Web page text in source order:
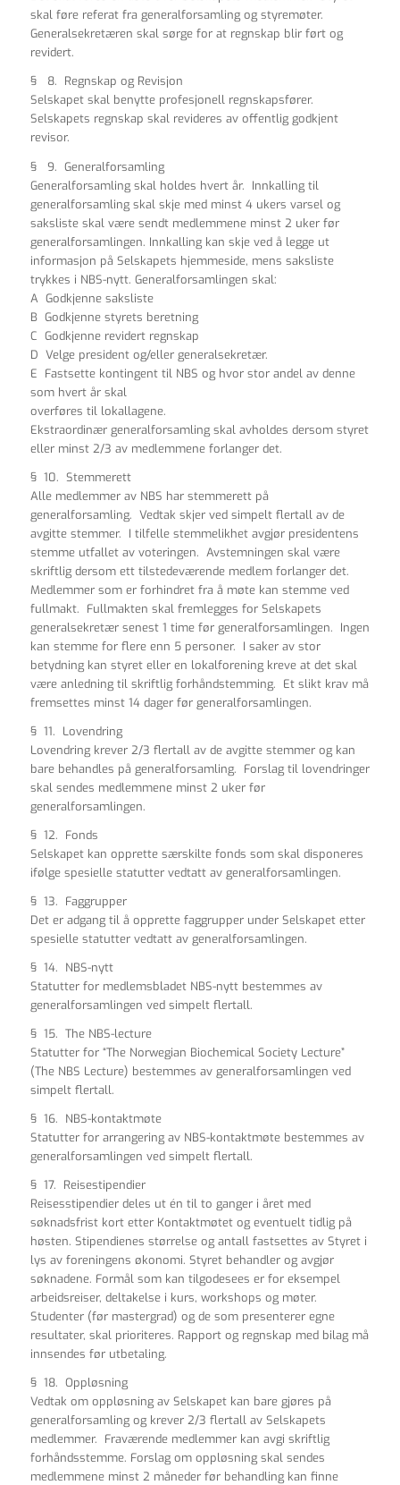
skal føre referat fra generalforsamling og styremøter.
Generalsekretæren skal sørge for at regnskap blir ført og
revidert.
§ 8. Regnskap og Revisjon
Selskapet skal benytte profesjonell regnskapsfører.
Selskapets regnskap skal revideres av offentlig godkjent
revisor.
§ 9. Generalforsamling
Generalforsamling skal holdes hvert år. Innkalling til
generalforsamling skal skje med minst 4 ukers varsel og
saksliste skal være sendt medlemmene minst 2 uker før
generalforsamlingen. Innkalling kan skje ved å legge ut
informasjon på Selskapets hjemmeside, mens saksliste
trykkes i NBS-nytt. Generalforsamlingen skal:
A Godkjenne saksliste
B Godkjenne styrets beretning
C Godkjenne revidert regnskap
D Velge president og/eller generalsekretær.
E Fastsette kontingent til NBS og hvor stor andel av denne
som hvert år skal
overføres til lokallagene.
Ekstraordinær generalforsamling skal avholdes dersom styret
eller minst 2/3 av medlemmene forlanger det.
§ 10. Stemmerett
Alle medlemmer av NBS har stemmerett på
generalforsamling. Vedtak skjer ved simpelt flertall av de
avgitte stemmer. I tilfelle stemmelikhet avgjør presidentens
stemme utfallet av voteringen. Avstemningen skal være
skriftlig dersom ett tilstedeværende medlem forlanger det.
Medlemmer som er forhindret fra å møte kan stemme ved
fullmakt. Fullmakten skal fremlegges for Selskapets
generalsekretær senest 1 time før generalforsamlingen. Ingen
kan stemme for flere enn 5 personer. I saker av stor
betydning kan styret eller en lokalforening kreve at det skal
være anledning til skriftlig forhåndstemming. Et slikt krav må
fremsettes minst 14 dager før generalforsamlingen.
§ 11. Lovendring
Lovendring krever 2/3 flertall av de avgitte stemmer og kan
bare behandles på generalforsamling. Forslag til lovendringer
skal sendes medlemmene minst 2 uker før
generalforsamlingen.
§ 12. Fonds
Selskapet kan opprette særskilte fonds som skal disponeres
ifølge spesielle statutter vedtatt av generalforsamlingen.
§ 13. Faggrupper
Det er adgang til å opprette faggrupper under Selskapet etter
spesielle statutter vedtatt av generalforsamlingen.
§ 14. NBS-nytt
Statutter for medlemsbladet NBS-nytt bestemmes av
generalforsamlingen ved simpelt flertall.
§ 15. The NBS-lecture
Statutter for “The Norwegian Biochemical Society Lecture”
(The NBS Lecture) bestemmes av generalforsamlingen ved
simpelt flertall.
§ 16. NBS-kontaktmøte
Statutter for arrangering av NBS-kontaktmøte bestemmes av
generalforsamlingen ved simpelt flertall.
§ 17. Reisestipendier
Reisesstipendier deles ut én til to ganger i året med
søknadsfrist kort etter Kontaktmøtet og eventuelt tidlig på
høsten. Stipendienes størrelse og antall fastsettes av Styret i
lys av foreningens økonomi. Styret behandler og avgjør
søknadene. Formål som kan tilgodesees er for eksempel
arbeidsreiser, deltakelse i kurs, workshops og møter.
Studenter (før mastergrad) og de som presenterer egne
resultater, skal prioriteres. Rapport og regnskap med bilag må
innsendes før utbetaling.
§ 18. Oppløsning
Vedtak om oppløsning av Selskapet kan bare gjøres på
generalforsamling og krever 2/3 flertall av Selskapets
medlemmer. Fraværende medlemmer kan avgi skriftlig
forhåndsstemme. Forslag om oppløsning skal sendes
medlemmene minst 2 måneder før behandling kan finne